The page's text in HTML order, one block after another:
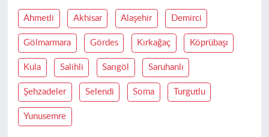
Ahmetli Akhisar Alaşehir Demirci
Gölmarmara Gördes Kırkağaç Köprübaşı
Kula Salihli Sarıgöl Saruhanlı
Şehzadeler Selendi Soma Turgutlu
Yunusemre